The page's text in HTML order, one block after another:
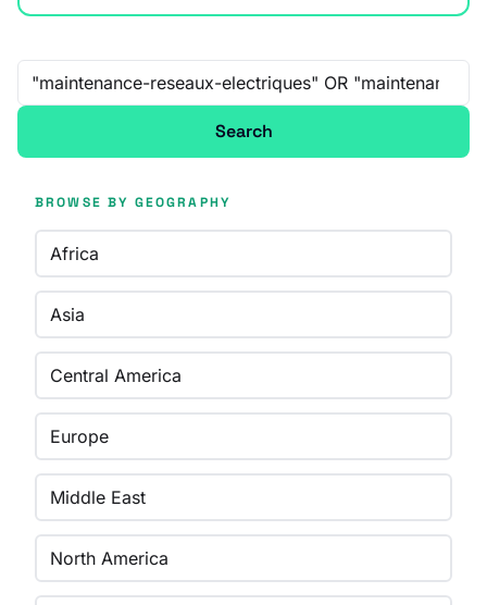
Free-text search
Search
BROWSE BY GEOGRAPHY
Africa
Asia
Central America
Europe
Middle East
North America